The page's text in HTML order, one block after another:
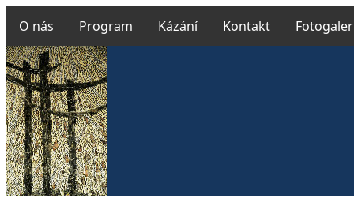
O nás Program Kázání Kontakt